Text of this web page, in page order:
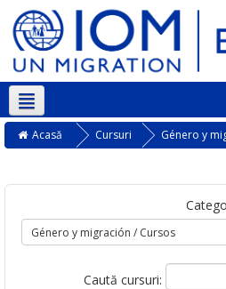
Română ‎(ro)‎
Acasă Cursuri Género y
Caută cursuri: